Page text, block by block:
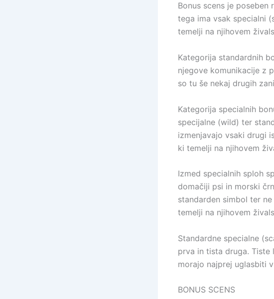
Bonus scens je
tega ima vsak specialni
temelji na njihovem
Kategorija standardnih
njegove komunikacije z
so tu še nekaj drugih
Kategorija specialnih
specijalne (wild) ter
izmenjavajo vsaki drugi
ki temelji na njihovem
Izmed specialnih sploh
domačiji psi in morski
standarden simbol ter
temelji na njihovem
Standardne specialne
prva in tista druga. Tiste
morajo najprej uglasbiti
BONUS SCENS